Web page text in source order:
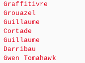
Graffitivre
Grouazel
Guillaume
Cortade
Guillaume
Darribau
Gwen Tomahawk